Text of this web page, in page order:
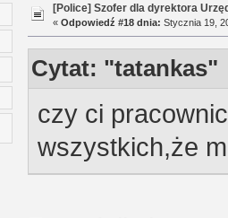
[Police] Szofer dla dyrektora
« Odpowiedź #18 dnia: Stycznia 19,
Cytat: "tatankas"
czy ci
wszystkich,że